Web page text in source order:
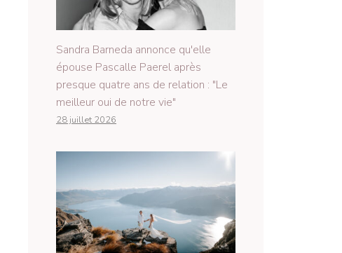
Sandra Barneda annonce qu'elle
épouse Pascalle Paerel après
presque quatre ans de relation : "Le
meilleur oui de notre vie"
28 juillet 2026